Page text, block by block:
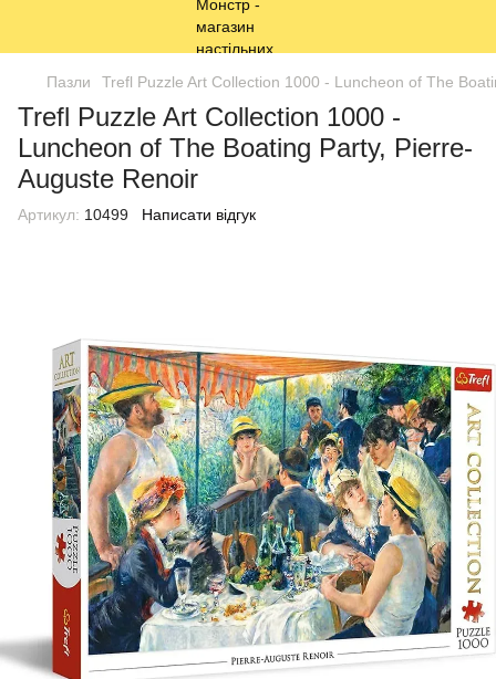
Пазли Trefl Puzzle Art Collection 1000 - Luncheon of The
Trefl Puzzle Art Collection 1000 -
Luncheon of The Boating Party, Pierre-
Auguste Renoir
Артикул: 10499 Написати відгук